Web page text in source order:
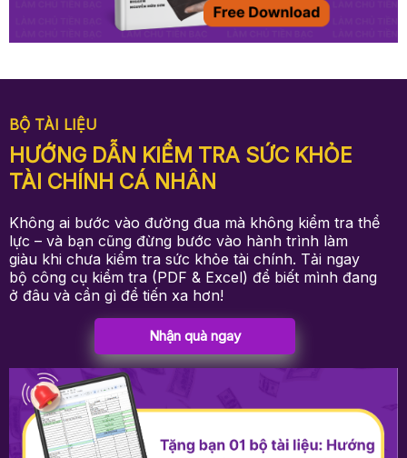
BỘ TÀI LIỆU
HƯỚNG DẪN KIỂM TRA SỨC KHỎE
TÀI CHÍNH CÁ NHÂN
Không ai bước vào đường đua mà không kiểm tra thể
lực – và bạn cũng đừng bước vào hành trình làm
giàu khi chưa kiểm tra sức khỏe tài chính. Tải ngay
bộ công cụ kiểm tra (PDF & Excel) để biết mình đang
ở đâu và cần gì để tiến xa hơn!
Nhận quà ngay
Đăng ký tư vấn trực tiếp 24/7:
0964467280